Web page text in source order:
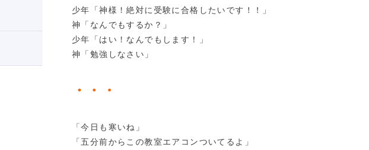
少年「神様！絶対に受験に合格したいです！！」
神「なんでもするか？」
少年「はい！なんでもします！」
神「勉強しなさい」
・・・
「今日も寒いね」
「五分前からこの教室エアコンついてるよ」